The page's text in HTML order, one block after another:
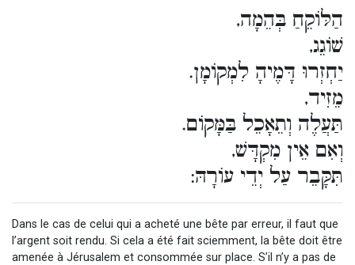
הַלּוֹקֵחַ בְּהֵמָה,
שׁוֹגֵג,
יַחְזְרוּ דָּמֶיהָ לִמְקוֹמָן.
מֵזִיד,
תַּעֲלֶה וְתֵאָכֵל בַּמָּקוֹם.
וְאִם אֵין מִקְדָּשׁ,
תִּקָּבֵר עַל יְדֵי עוֹרָהּ:
Dans le cas de celui qui a acheté une bête par erreur, il faut que
l’argent soit rendu. Si cela a été fait sciemment, la bête doit être
amenée à Jérusalem et consommée sur place. S’il n’y a pas de